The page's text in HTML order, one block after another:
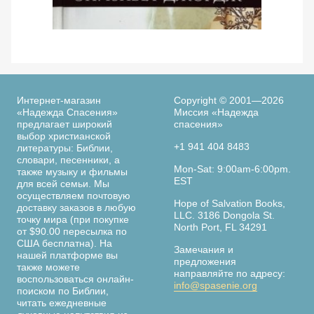
в
последние
годы
жизни
Дитрихом
Бонхёффером,
выдающимся
немецким
теологом,
пастором
и
антинацистского
сопротивления.
Страница
книги
Интернет-магазин
«Надежда Спасения»
предлагает широкий
выбор христианской
литературы: Библии,
словари, песенники, а
также музыку и фильмы
для всей семьи. Мы
осуществляем почтовую
доставку заказов в любую
точку мира (при покупке
от $90.00 пересылка по
США бесплатна). На
нашей платформе вы
также можете
воспользоваться онлайн-
поиском по Библии,
читать ежедневные
Copyright © 2001—2026
Миссия «Надежда
спасения»
+1 941 404 8483
Mon-Sat: 9:00am-6:00pm.
EST
Hope of Salvation Books,
LLC. 3186 Dongola St.
North Port, FL 34291
Замечания и
предложения
направляйте по адресу:
info@spasenie.org